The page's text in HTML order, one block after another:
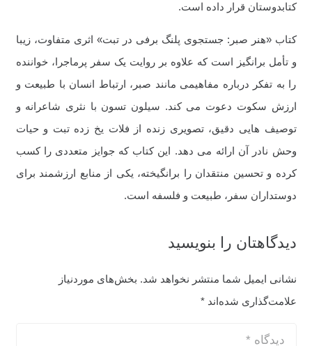
کتابدوستان قرار داده است.
کتاب «هنر صبر: جستجوی پلنگ برفی در تبت» اثری متفاوت، زیبا
و تأمل برانگیز است که علاوه بر روایت یک سفر پرماجرا، خواننده
را به تفکر درباره مفاهیمی مانند صبر، ارتباط انسان با طبیعت و
ارزش سکوت دعوت می کند. سیلون تسون با نثری شاعرانه و
توصیف هایی دقیق، تصویری زنده از فلات یخ زده تبت و حیات
وحش نادر آن ارائه می دهد. این کتاب که جوایز متعددی را کسب
کرده و تحسین منتقدان را برانگیخته، یکی از منابع ارزشمند برای
دوستداران سفر، طبیعت و فلسفه است.
دیدگاهتان را بنویسید
نشانی ایمیل شما منتشر نخواهد شد. بخش‌های موردنیاز
علامت‌گذاری شده‌اند*